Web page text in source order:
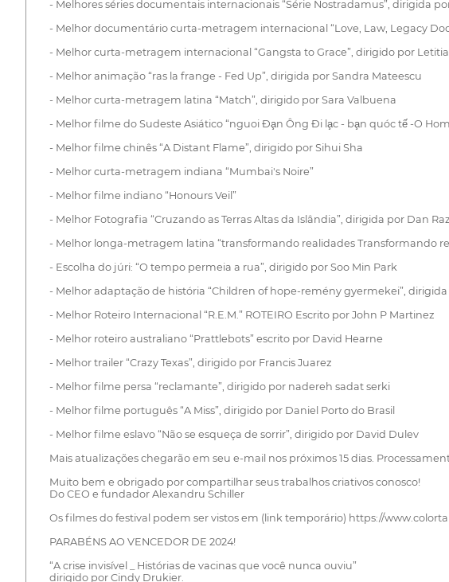
- Melhores séries documentais internacionais “Série Nostradamus”, dirigida
- Melhor documentário curta-metragem internacional “Love, Law, Legacy
- Melhor curta-metragem internacional “Gangsta to Grace”, dirigido por
- Melhor animação “ras la frange - Fed Up”, dirigida por Sandra Mateescu
- Melhor curta-metragem latina “Match”, dirigido por Sara Valbuena
- Melhor filme do Sudeste Asiático “nguoi Đa̧n Ông Đi la̧c - ba̧n quóc tế -O
- Melhor filme chinês “A Distant Flame”, dirigido por Sihui Sha
- Melhor curta-metragem indiana “Mumbai's Noire”
- Melhor filme indiano “Honours Veil”
- Melhor Fotografia “Cruzando as Terras Altas da Islândia”, dirigida por Dan
- Melhor longa-metragem latina “transformando realidades Transformando
- Escolha do júri: “O tempo permeia a rua”, dirigido por Soo Min Park
- Melhor adaptação de história “Children of hope-remény gyermekei”, dirigida
- Melhor Roteiro Internacional “R.E.M.” ROTEIRO Escrito por John P Martinez
- Melhor roteiro australiano “Prattlebots” escrito por David Hearne
- Melhor trailer “Crazy Texas”, dirigido por Francis Juarez
- Melhor filme persa “reclamante”, dirigido por nadereh sadat serki
- Melhor filme português “A Miss”, dirigido por Daniel Porto do Brasil
- Melhor filme eslavo “Não se esqueça de sorrir”, dirigido por David Dulev
Mais atualizações chegarão em seu e-mail nos próximos 15 dias.
Muito bem e obrigado por compartilhar seus trabalhos criativos conosco!
Do CEO e fundador Alexandru Schiller
Os filmes do festival podem ser vistos em (link temporário) https://
PARABÉNS AO VENCEDOR DE 2024!
“A crise invisível _ Histórias de vacinas que você nunca ouviu”
dirigido por Cindy Drukier.